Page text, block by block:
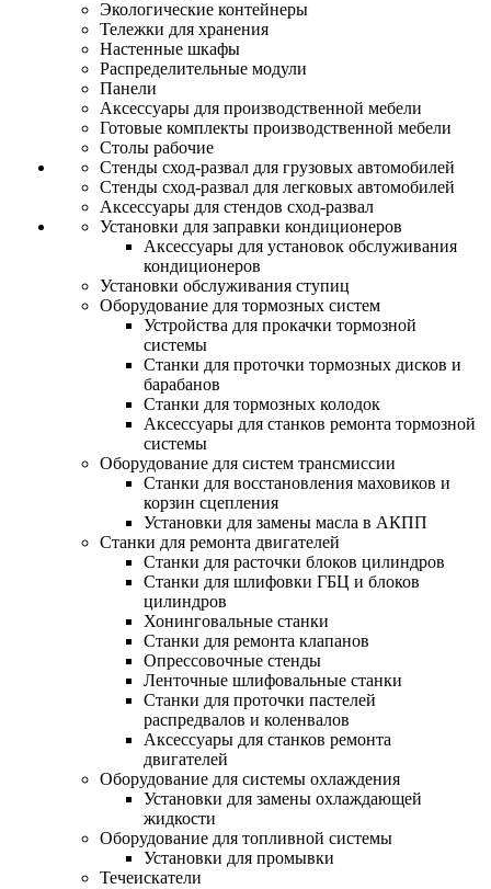
Экологические контейнеры
Тележки для хранения
Настенные шкафы
Распределительные модули
Панели
Аксессуары для производственной мебели
Готовые комплекты производственной мебели
Столы рабочие
Стенды сход-развал для грузовых автомобилей
Стенды сход-развал для легковых автомобилей
Аксессуары для стендов сход-развал
Установки для заправки кондиционеров
Аксессуары для установок обслуживания
кондиционеров
Установки обслуживания ступиц
Оборудование для тормозных систем
Устройства для прокачки тормозной
системы
Станки для проточки тормозных дисков и
барабанов
Станки для тормозных колодок
Аксессуары для станков ремонта тормозной
системы
Оборудование для систем трансмиссии
Станки для восстановления маховиков и
корзин сцепления
Установки для замены масла в АКПП
Станки для ремонта двигателей
Станки для расточки блоков цилиндров
Станки для шлифовки ГБЦ и блоков
цилиндров
Хонинговальные станки
Станки для ремонта клапанов
Опрессовочные стенды
Ленточные шлифовальные станки
Станки для проточки пастелей
распредвалов и коленвалов
Аксессуары для станков ремонта
двигателей
Оборудование для системы охлаждения
Установки для замены охлаждающей
жидкости
Оборудование для топливной системы
Установки для промывки
Течеискатели